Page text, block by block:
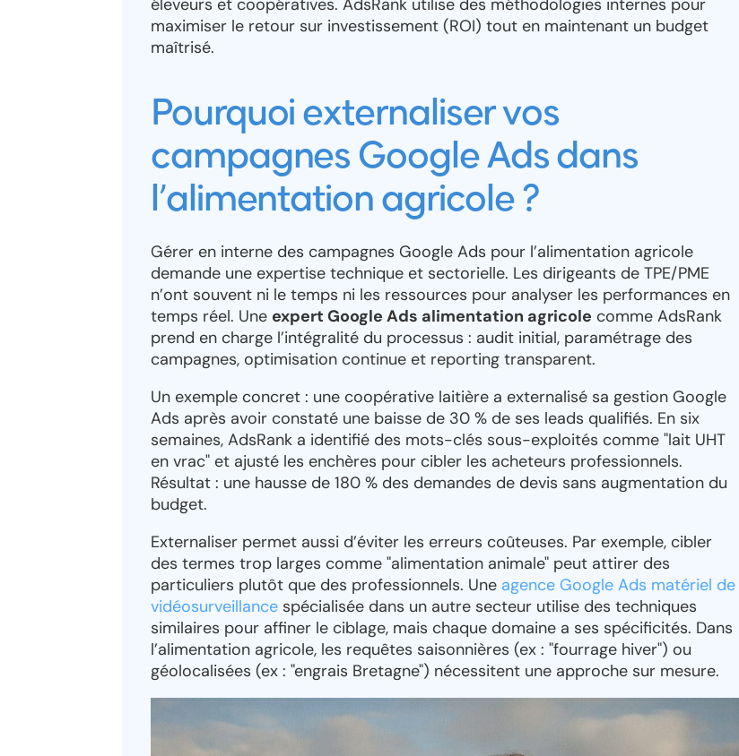
éleveurs et coopératives. AdsRank utilise des méthodologies internes pour
maximiser le retour sur investissement (ROI) tout en maintenant un budget
maîtrisé.
Pourquoi externaliser vos
campagnes Google Ads dans
l’alimentation agricole ?
Gérer en interne des campagnes Google Ads pour l’alimentation agricole
demande une expertise technique et sectorielle. Les dirigeants de TPE/PME
n’ont souvent ni le temps ni les ressources pour analyser les performances en
temps réel. Une expert Google Ads alimentation agricole comme AdsRank
prend en charge l’intégralité du processus : audit initial, paramétrage des
campagnes, optimisation continue et reporting transparent.
Un exemple concret : une coopérative laitière a externalisé sa gestion Google
Ads après avoir constaté une baisse de 30 % de ses leads qualifiés. En six
semaines, AdsRank a identifié des mots-clés sous-exploités comme "lait UHT
en vrac" et ajusté les enchères pour cibler les acheteurs professionnels.
Résultat : une hausse de 180 % des demandes de devis sans augmentation du
budget.
Externaliser permet aussi d’éviter les erreurs coûteuses. Par exemple, cibler
des termes trop larges comme "alimentation animale" peut attirer des
particuliers plutôt que des professionnels. Une agence Google Ads matériel de
vidéosurveillance spécialisée dans un autre secteur utilise des techniques
similaires pour affiner le ciblage, mais chaque domaine a ses spécificités. Dans
l’alimentation agricole, les requêtes saisonnières (ex : "fourrage hiver") ou
géolocalisées (ex : "engrais Bretagne") nécessitent une approche sur mesure.